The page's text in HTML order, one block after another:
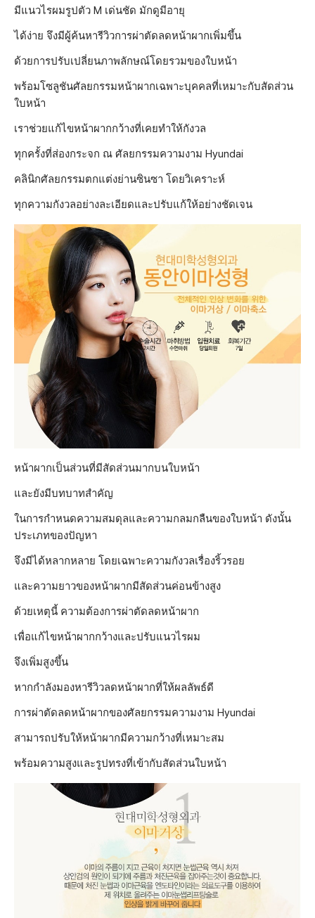
มีแนวไรผมรูปตัว M เด่นชัด มักดูมีอายุ
ได้ง่าย จึงมีผู้ค้นหารีวิวการผ่าตัดลดหน้าผากเพิ่มขึ้น
ด้วยการปรับเปลี่ยนภาพลักษณ์โดยรวมของใบหน้า
พร้อมโซลูชันศัลยกรรมหน้าผากเฉพาะบุคคลที่เหมาะกับสัดส่วน
ใบหน้า
เราช่วยแก้ไขหน้าผากกว้างที่เคยทำให้กังวล
ทุกครั้งที่ส่องกระจก ณ ศัลยกรรมความงาม Hyundai
คลินิกศัลยกรรมตกแต่งย่านซินซา โดยวิเคราะห์
ทุกความกังวลอย่างละเอียดและปรับแก้ให้อย่างชัดเจน
หน้าผากเป็นส่วนที่มีสัดส่วนมากบนใบหน้า
และยังมีบทบาทสำคัญ
ในการกำหนดความสมดุลและความกลมกลืนของใบหน้า ดังนั้น
ประเภทของปัญหา
จึงมีได้หลากหลาย โดยเฉพาะความกังวลเรื่องริ้วรอย
และความยาวของหน้าผากมีสัดส่วนค่อนข้างสูง
ด้วยเหตุนี้ ความต้องการผ่าตัดลดหน้าผาก
เพื่อแก้ไขหน้าผากกว้างและปรับแนวไรผม
จึงเพิ่มสูงขึ้น
หากกำลังมองหารีวิวลดหน้าผากที่ให้ผลลัพธ์ดี
การผ่าตัดลดหน้าผากของศัลยกรรมความงาม Hyundai
สามารถปรับให้หน้าผากมีความกว้างที่เหมาะสม
พร้อมความสูงและรูปทรงที่เข้ากับสัดส่วนใบหน้า